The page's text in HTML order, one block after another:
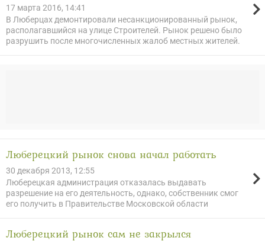
17 марта 2016, 14:41
В Люберцах демонтировали несанкционированный рынок,
располагавшийся на улице Строителей. Рынок решено было
разрушить после многочисленных жалоб местных жителей.
Люберецкий рынок снова начал работать
30 декабря 2013, 12:55
Люберецкая администрация отказалась выдавать
разрешение на его деятельность, однако, собственник смог
его получить в Правительстве Московской области
Люберецкий рынок сам не закрылся